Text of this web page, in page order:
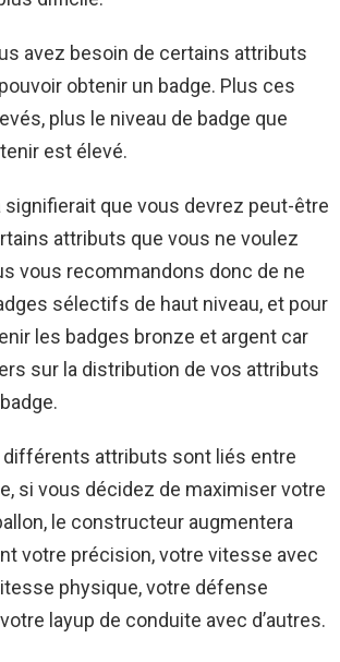
avez besoin de certains attributs
obtenir un badge. Plus ces
plus le niveau de badge que
est élevé.
signifierait que vous devrez peut-être
attributs que vous ne voulez
vous recommandons donc de ne
sélectifs de haut niveau, et pour
les badges bronze et argent car
sur la distribution de vos attributs
différents attributs sont liés entre
si vous décidez de maximiser votre
le constructeur augmentera
votre précision, votre vitesse avec
physique, votre défense
layup de conduite avec d’autres.